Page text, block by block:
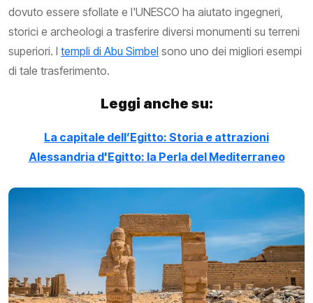
dovuto essere sfollate e l'UNESCO ha aiutato ingegneri,
storici e archeologi a trasferire diversi monumenti su terreni
superiori. I templi di Abu Simbel sono uno dei migliori esempi
di tale trasferimento.
Leggi anche su:
La capitale dell’Egitto: Storia e attrazioni
Alessandria d'Egitto: la Perla del Mediterraneo